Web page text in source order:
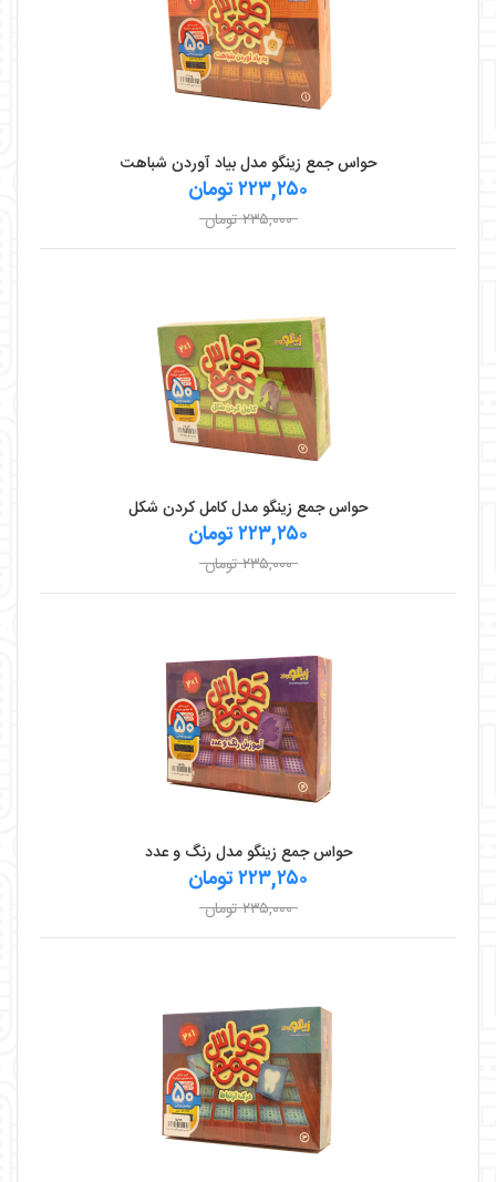
حواس جمع زينگو مدل بياد آوردن شباهت
۲۲۳,۲۵۰ تومان
۲۳۵,۰۰۰ تومان
حواس جمع زینگو مدل کامل کردن شکل
۲۲۳,۲۵۰ تومان
۲۳۵,۰۰۰ تومان
حواس جمع زينگو مدل رنگ و عدد
۲۲۳,۲۵۰ تومان
۲۳۵,۰۰۰ تومان